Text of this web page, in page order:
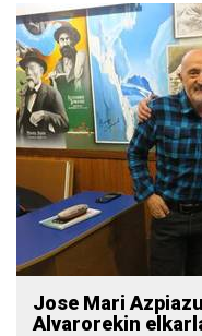
Jose Mari
Alvarorekin